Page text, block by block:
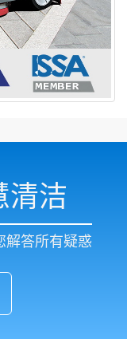
清洁
解答所有疑惑